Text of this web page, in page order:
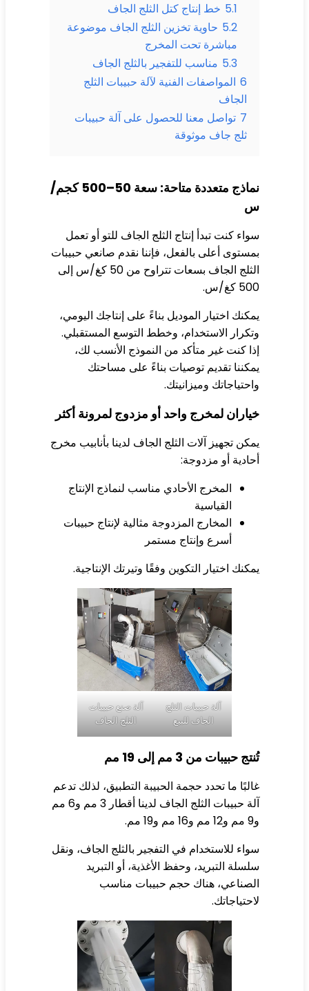
خط إنتاج كتل الثلج الجاف
حاوية تخزين الثلج الجاف موضوعة
مباشرة تحت المخرج
مناسب للتفجير بالثلج الجاف
المواصفات الفنية لآلة حبيبات الثلج
تواصل معنا للحصول على آلة حبيبات
ثلج جاف موثوقة
نماذج متعددة متاحة: سعة 50–500 كجم/
كنت تبدأ إنتاج الثلج الجاف للتو أو تعمل
أعلى بالفعل، فإننا نقدم صانعي حبيبات
الثلج الجاف بسعات تتراوح من 50 كغ/س إلى
اختيار الموديل بناءً على إنتاجك اليومي،
الاستخدام، وخطط التوسع المستقبلي.
كنت غير متأكد من النموذج الأنسب لك،
تقديم توصيات بناءً على مساحتك
وميزانيتك.
لمخرج واحد أو مزدوج لمرونة أكثر
تجهيز آلات الثلج الجاف لدينا بأنابيب مخرج
أو مزدوجة:
المخرج الأحادي مناسب لنماذج الإنتاج
المخارج المزدوجة مثالية لإنتاج حبيبات
أسرع وإنتاج مستمر
اختيار التكوين وفقًا وتيرتك الإنتاجية.
آلة صنع حبيبات
الثلج الجاف
حبيبات من 3 مم إلى 19 مم
ما تحدد حجمة الحبيبة التطبيق، لذلك تدعم
آلة حبيبات الثلج الجاف لدينا أقطار 3 مم و6 مم
للاستخدام في التفجير بالثلج الجاف، ونقل
التبريد، وحفظ الأغذية، أو التبريد
هناك حجم حبيبات مناسب